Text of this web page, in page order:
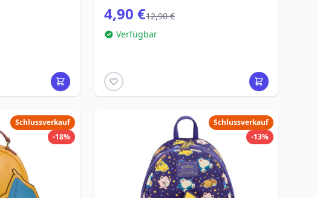
4,90 €12,90 €
Verfügbar
Schlussverkauf
-18%
Schlussverkauf
-13%